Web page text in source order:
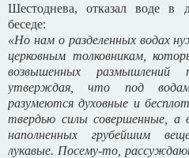
Шестоднева, отказал воде в
беседе:
«Но нам о разделенных водах
церковным толковникам,
возвышенных размышлений
утверждая, что под
разумеются духовные и
твердью силы совершенные, а
наполненных грубейшим
лукавые. Посему-то,